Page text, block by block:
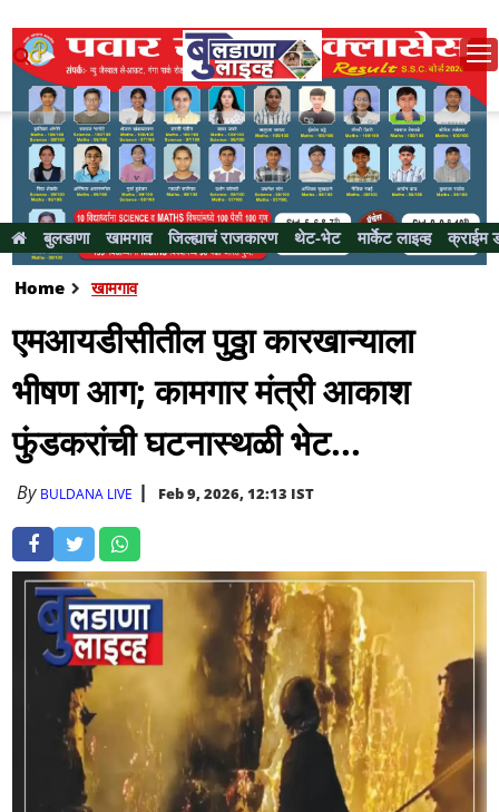
बुलडाणा खामगाव जिल्ह्याचं राजकारण थेट-भेट मार्केट लाइव्ह क्राईम
Home खामगाव
एमआयडीसीतील पुठ्ठा कारखान्याला
भीषण आग; कामगार मंत्री आकाश
फुंडकरांची घटनास्थळी भेट...
By BULDANA LIVE Feb 9, 2026, 12:13 IST